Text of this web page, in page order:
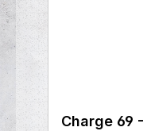
Charge 69 -